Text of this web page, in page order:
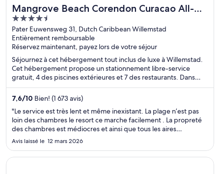
Mangrove Beach Corendon Curacao All-
Inclusive Resort, Curio by Hilton
4.5
out
of
5
Pater Euwensweg 31, Dutch Caribbean Willemstad
Entièrement remboursable
Réservez maintenant, payez lors de votre séjour
Séjournez à cet hébergement tout inclus de luxe à Willemstad.
Cet hébergement propose un stationnement libre-service
gratuit, 4 des piscines extérieures et 7 des restaurants. Dans
leurs avis, nos clients font l’éloge de la piscine et du personnel
serviable. Deux attractions prisées, Plage Mambo et Pont de la
Reine Emma, se situent à proximité.
7,6/10 Bien! (1 673 avis)
"Le service est très lent et même inexistant. La plage n’est pas
loin des chambres le resort ce marche facilement . La propreté
des chambres est médiocres et ainsi que tous les aires
communes."
Avis laissé le 12 mars 2026
S’ouvre dans une nouvelle fenêtre
Sonesta Ocean Point All Inclusive, Adults Only Resort